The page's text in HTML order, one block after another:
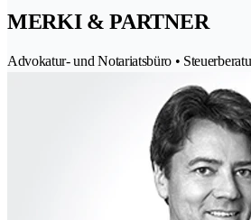
MERKI & PARTNER
Advokatur- und Notariatsbüro •